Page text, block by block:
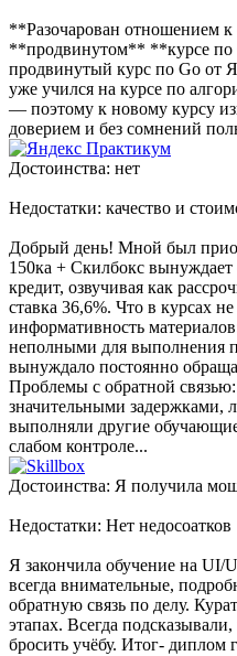
**Разочарован отношением к
**продвинутом** **курсе по
продвинутый курс по Go от
уже учился на курсе по
— поэтому к новому курсу
доверием и без сомнений
Достоинства: нет
Недостатки: качество и
Добрый день! Мной был
150ка + Скилбокс
кредит, озвучивая как
ставка 36,6%. Что в курсах
информативность
неполными для выполнения
вынуждало постоянно
Проблемы с обратной
значительными задержками,
выполняли другие
слабом контроле...
Достоинства: Я получила
Недостатки: Нет недосоатков
Я закончила обучение на UI/
всегда внимательные,
обратную связь по делу.
этапах. Всегда
бросить учёбу. Итог- диплом